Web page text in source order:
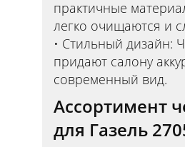
практичные
легко очищаются и
Стильный дизайн:
придают салону
современный вид.
Ассортимент
для Газель